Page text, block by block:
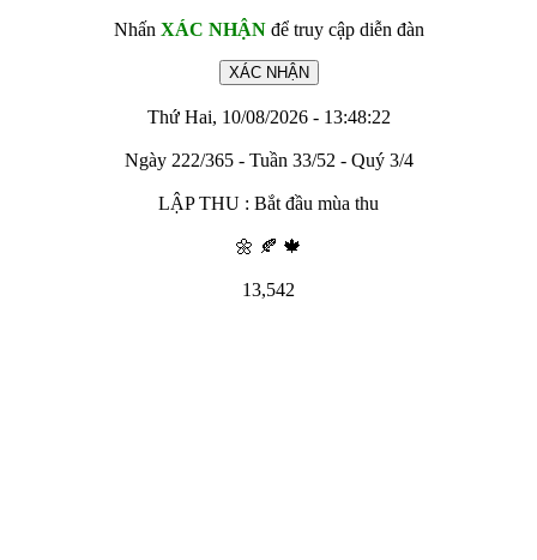
Nhấn XÁC NHẬNđể truy cập diễn đàn
Thứ Hai, 10/08/2026 - 13:48:22
Ngày 222/365 - Tuần 33/52 - Quý 3/4
LẬP THU : Bắt đầu mùa thu
🌼 🍂 🍁
13,542